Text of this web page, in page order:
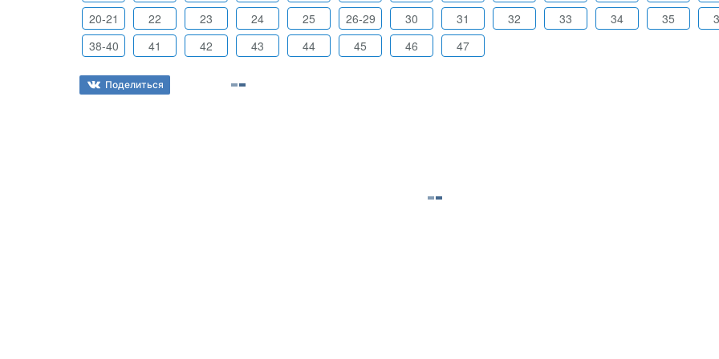
20-21
22 23 24 25 26-29 30 31 32 33 34 35
38-40
41 42 43 44 45 46 47
Поделиться